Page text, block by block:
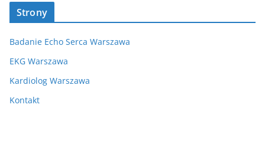
Strony
Badanie Echo Serca Warszawa
EKG Warszawa
Kardiolog Warszawa
Kontakt